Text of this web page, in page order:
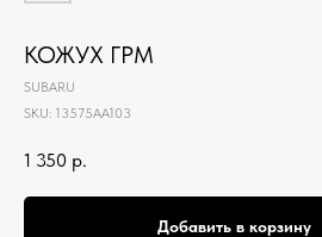
КОЖУХ ГРМ
SUBARU
SKU: 13575AA103
1 350 р.
Добавить в корзину